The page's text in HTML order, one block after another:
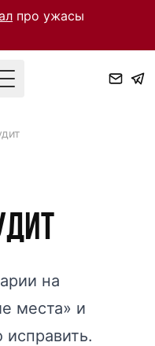
про ужасы
Toggle Menu
на
места» и